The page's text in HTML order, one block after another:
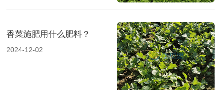
香菜施肥用什么肥料？
2024-12-02